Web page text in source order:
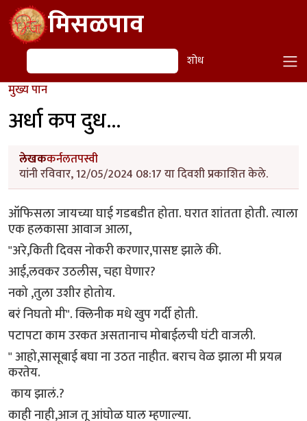
Skip to main contentमिसळपाव
शोध शोध
मुख्य पान
अर्धा कप दुध...
लेखककर्नलतपस्वी
यांनी रविवार, 12/05/2024 08:17 या दिवशी प्रकाशित केले.
ऑफिसला जायच्या घाई गडबडीत होता. घरात शांतता होती. त्याला
एक हलकासा आवाज आला,
"अरे,किती दिवस नोकरी करणार,पासष्ट झाले की.
आई,लवकर उठलीस, चहा घेणार?
नको ,तुला उशीर होतोय.
बरं निघतो मी". क्लिनीक मधे खुप गर्दी होती.
पटापटा काम उरकत असतानाच मोबाईलची घंटी वाजली.
" आहो,सासूबाई बघा ना उठत नाहीत. बराच वेळ झाला मी प्रयत्न
करतेय.
काय झालं.?
काही नाही,आज तू आंघोळ घाल म्हणाल्या.